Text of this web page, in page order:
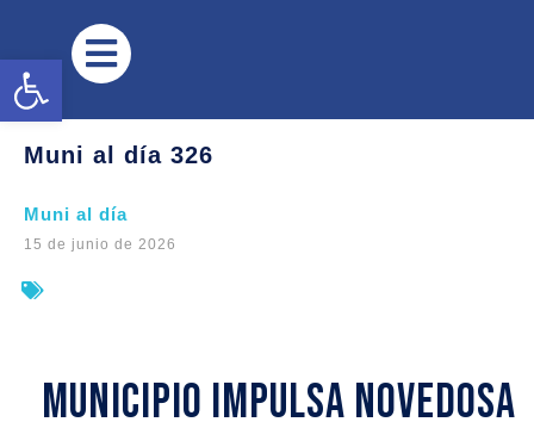
Abrir barra de herramientas
Muni al día 326
Muni al día
15 de junio de 2026
Municipio impulsa novedosa